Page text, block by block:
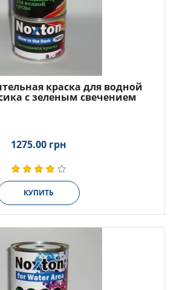
краска для водной
с зеленым свечением
1275.00 грн
КУПИТЬ